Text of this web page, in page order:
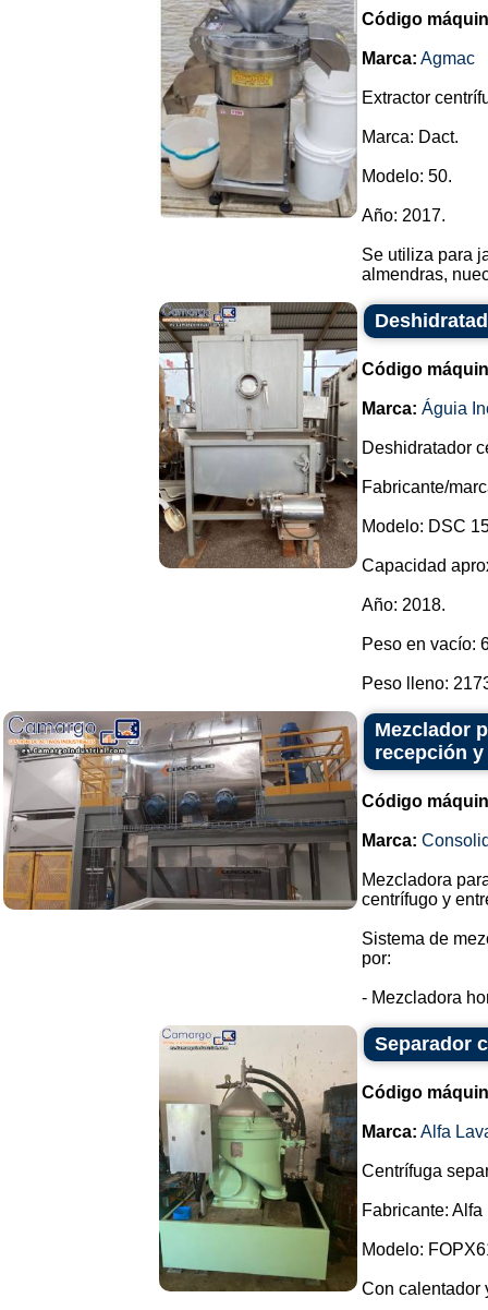
Código
Marca: Agmac
Extractor
Marca: Dact.
Modelo: 50.
Año: 2017.
Se utiliza para
almendras,
Código
Marca: Águia
Deshidratador
Fabricante/
Modelo: DSC
Capacidad
Año: 2018.
Peso en vacío:
Peso lleno:
Mezclador
recepción
Código
Marca:
Mezcladora
centrífugo y
Sistema de
por:
- Mezcladora
Separador
Código
Marca: Alfa
Centrífuga
Fabricante: Alfa
Modelo:
Con calentador